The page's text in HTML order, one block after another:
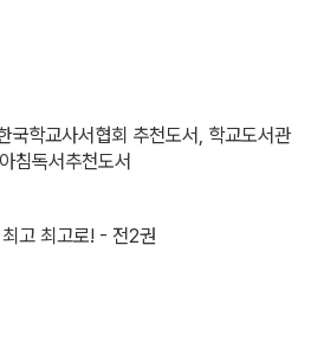
학교사서협회 추천도서, 학교도서관
침독서추천도서
고 최고로! - 전2권